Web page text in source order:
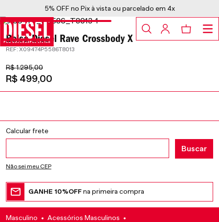
5% OFF no Pix à vista ou parcelado em 4x
Bolsa Diesel Rave Crossbody X
: X09474P5586T8013
R$1.295,00
R$ 499,00
Não sei meu CEP
GANHE 10%OFFna primeira compra
Masculino
Acessórios Masculinos